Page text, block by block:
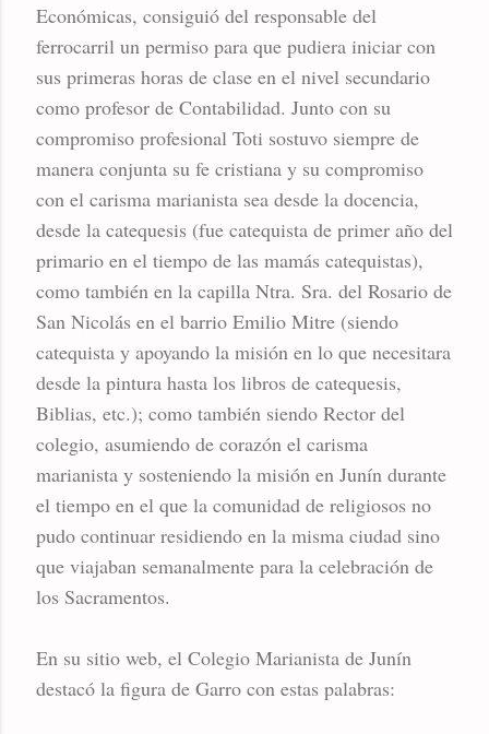
Económicas, consiguió del responsable del
ferrocarril un permiso para que pudiera iniciar con
sus primeras horas de clase en el nivel secundario
como profesor de Contabilidad. Junto con su
compromiso profesional Toti sostuvo siempre de
manera conjunta su fe cristiana y su compromiso
con el carisma marianista sea desde la docencia,
desde la catequesis (fue catequista de primer año del
primario en el tiempo de las mamás catequistas),
como también en la capilla Ntra. Sra. del Rosario de
San Nicolás en el barrio Emilio Mitre (siendo
catequista y apoyando la misión en lo que necesitara
desde la pintura hasta los libros de catequesis,
Biblias, etc.); como también siendo Rector del
colegio, asumiendo de corazón el carisma
marianista y sosteniendo la misión en Junín durante
el tiempo en el que la comunidad de religiosos no
pudo continuar residiendo en la misma ciudad sino
que viajaban semanalmente para la celebración de
los Sacramentos.
En su sitio web, el Colegio Marianista de Junín
destacó la figura de Garro con estas palabras: